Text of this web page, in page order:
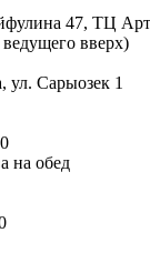
47, ТЦ
ведущего вверх)
ул. Сарыозек 1
на обед